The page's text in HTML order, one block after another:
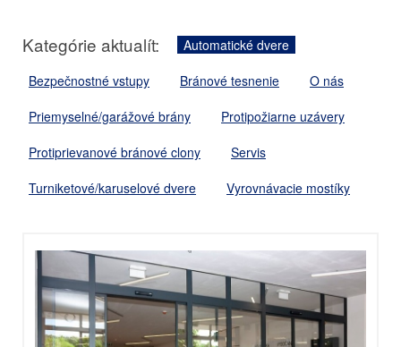
Kategórie aktualít:
Automatické dvere
Bezpečnostné vstupy
Bránové tesnenie
O nás
Priemyselné/garážové brány
Protipožiarne uzávery
Protiprievanové bránové clony
Servis
Turniketové/karuselové dvere
Vyrovnávacie mostíky